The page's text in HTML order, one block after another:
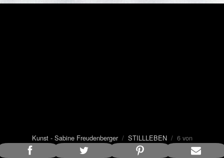
Kunst - Sabine Freudenberger/ STILLLEBEN/ 6 von
14Bildunterschrift anzeigen